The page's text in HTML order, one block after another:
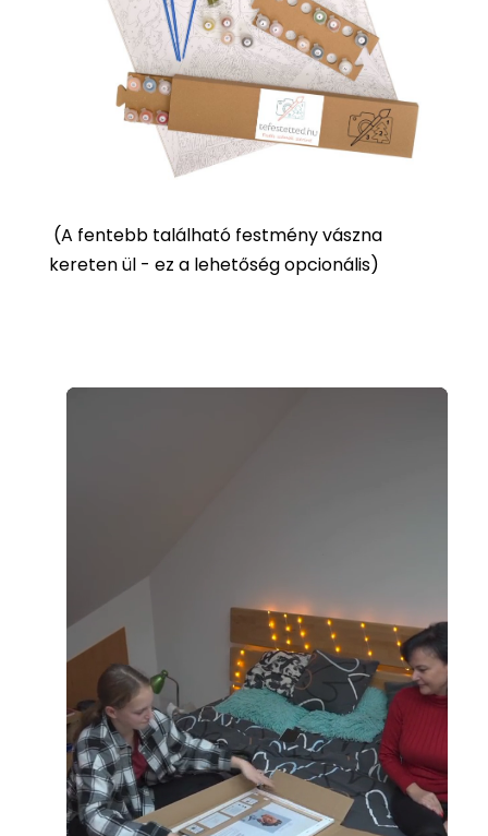
(A fentebb található festmény vászna
kereten ül - ez a lehetőség opcionális)